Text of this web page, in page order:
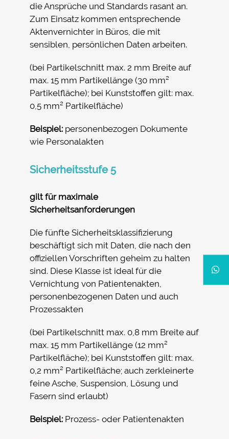
die Ansprüche und Standards rasant an.
Zum Einsatz kommen entsprechende
Aktenvernichter in Büros, die mit
sensiblen, persönlichen Daten arbeiten.
(bei Partikelschnitt max. 2 mm Breite auf
max. 15 mm Partikellänge (30 mm²
Partikelfläche); bei Kunststoffen gilt: max.
0,5 mm² Partikelfläche)
Beispiel: personenbezogen Dokumente
wie Personalakten
Sicherheitsstufe 5
gilt für maximale
Sicherheitsanforderungen
Die fünfte Sicherheitsklassifizierung
beschäftigt sich mit Daten, die nach den
offiziellen Vorschriften geheim zu halten
sind. Diese Klasse ist ideal für die
Vernichtung von Patientenakten,
personenbezogenen Daten und auch
Prozessakten
(bei Partikelschnitt max. 0,8 mm Breite auf
max. 15 mm Partikellänge (12 mm²
Partikelfläche); bei Kunststoffen gilt: max.
0,2 mm² Partikelfläche; auch zerkleinerte
feine Asche, Suspension, Lösung und
Fasern sind erlaubt)
Beispiel: Prozess- oder Patientenakten